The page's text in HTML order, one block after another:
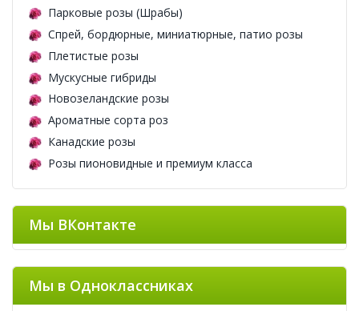
Парковые розы (Шрабы)
Спрей, бордюрные, миниатюрные, патио розы
Плетистые розы
Мускусные гибриды
Новозеландские розы
Ароматные сорта роз
Канадские розы
Розы пионовидные и премиум класса
Мы ВКонтакте
Мы в Одноклассниках